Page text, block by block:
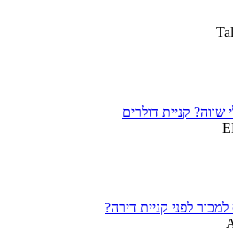
קניית דולרים
לפני קניית דירה?